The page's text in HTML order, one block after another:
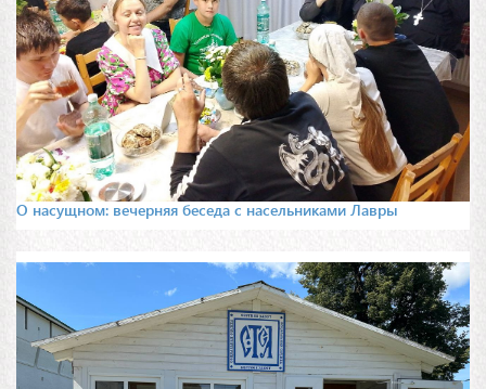
О насущном: вечерняя беседа с насельниками Лавры